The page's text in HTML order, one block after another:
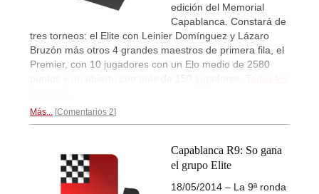
edición del Memorial
Capablanca. Constará de
tres torneos: el Elite con Leinier Domínguez y Lázaro
Bruzón más otros 4 grandes maestros de primera fila, el
Premier, con 10 jugadores con un Elo medio de 2580
puntos y un abierto con más de 150 jugadores. Todos los
Más... Comentarios 2
Capablanca R9: So gana
el grupo Elite
18/05/2014 – La 9ª ronda